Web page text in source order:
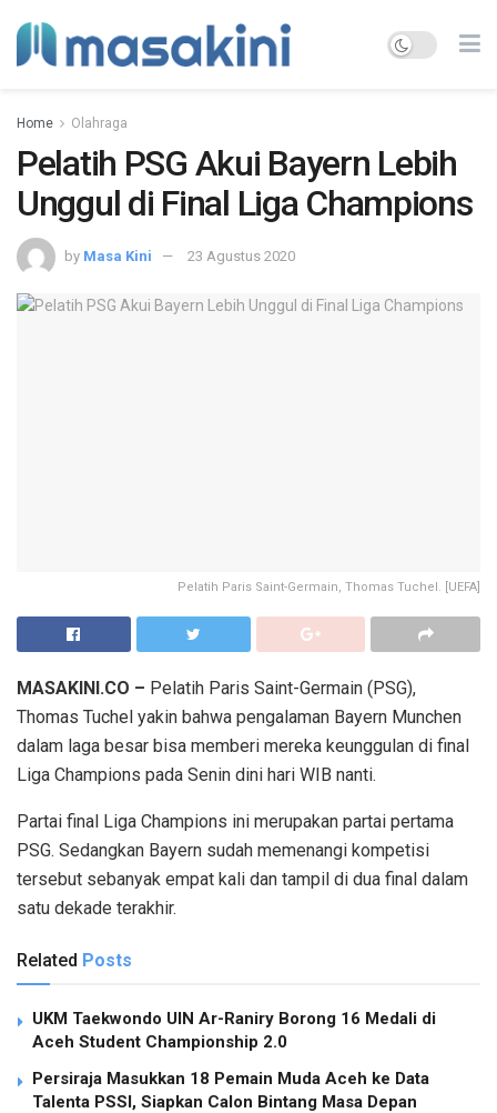
Home Olahraga
Pelatih PSG Akui Bayern Lebih
Unggul di Final Liga Champions
by Masa Kini 23 Agustus 2020
Pelatih Paris Saint-Germain, Thomas Tuchel. [UEFA]
MASAKINI.CO – Pelatih Paris Saint-Germain (PSG),
Thomas Tuchel yakin bahwa pengalaman Bayern Munchen
dalam laga besar bisa memberi mereka keunggulan di final
Liga Champions pada Senin dini hari WIB nanti.
Partai final Liga Champions ini merupakan partai pertama
PSG. Sedangkan Bayern sudah memenangi kompetisi
tersebut sebanyak empat kali dan tampil di dua final dalam
satu dekade terakhir.
Related Posts
UKM Taekwondo UIN Ar-Raniry Borong 16 Medali di
Aceh Student Championship 2.0
Persiraja Masukkan 18 Pemain Muda Aceh ke Data
Talenta PSSI, Siapkan Calon Bintang Masa Depan